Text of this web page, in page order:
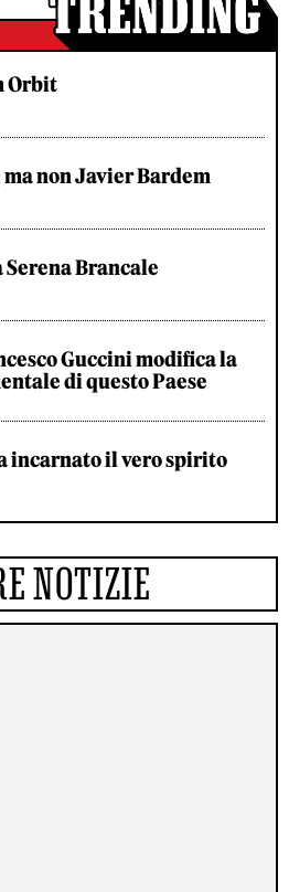
Orbit
non Javier Bardem
Brancale
Guccini modifica la
di questo Paese
incarnato il vero spirito
NOTIZIE